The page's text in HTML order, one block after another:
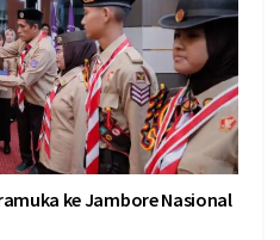
ke Jambore Nasional